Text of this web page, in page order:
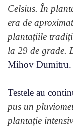
Celsius. În
era de
plantațiile
la 29 de grade.
Mihov Dumitru.
Testele au
pus un
plantație